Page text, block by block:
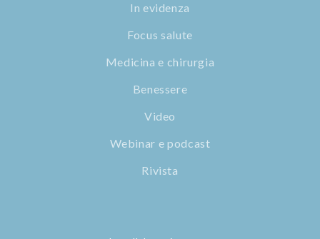
In evidenza
Focus salute
Medicina e chirurgia
Benessere
Video
Webinar e podcast
Rivista